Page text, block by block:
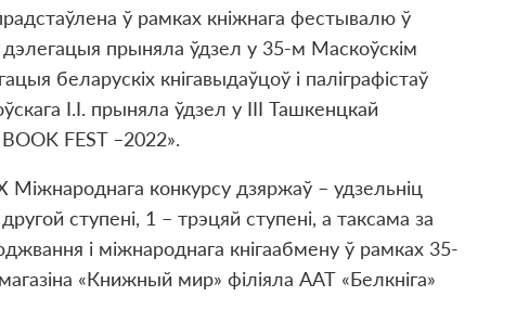
ў рамках кніжнага фестывалю ў
прыняла ўдзел у 35-м Маскоўскім
беларускіх кнігавыдаўцоў і паліграфістаў
І.І. прыняла ўдзел у III Ташкенцкай
FEST –2022».
Міжнароднага конкурсу дзяржаў – удзельніц
ступені, 1 – трэцяй ступені, а таксама за
і міжнароднага кнігаабмену ў рамках 35-
«Книжный мир» філіяла ААТ «Белкніга»